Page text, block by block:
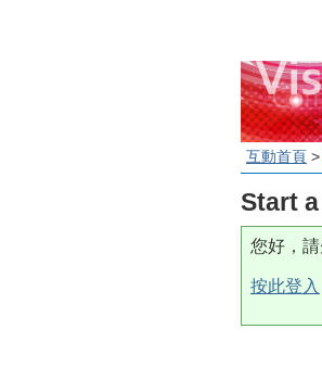
互動首頁 >
Start
您好，
按此登入